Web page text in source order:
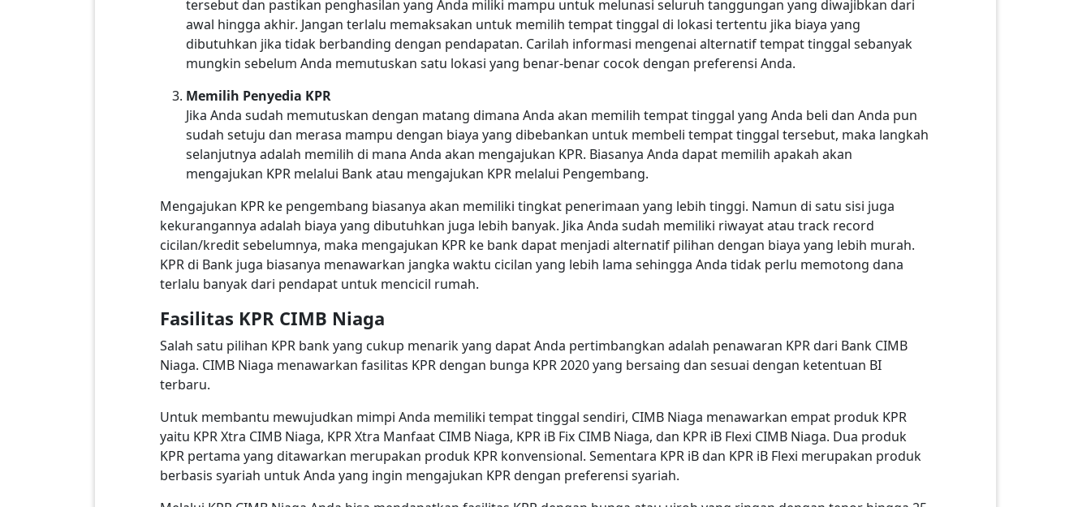
tersebut dan pastikan penghasilan yang Anda miliki mampu untuk melunasi seluruh tanggungan yang diwajibkan dari
awal hingga akhir. Jangan terlalu memaksakan untuk memilih tempat tinggal di lokasi tertentu jika biaya yang
dibutuhkan jika tidak berbanding dengan pendapatan. Carilah informasi mengenai alternatif tempat tinggal sebanyak
mungkin sebelum Anda memutuskan satu lokasi yang benar-benar cocok dengan preferensi Anda.
Memilih Penyedia KPR
Jika Anda sudah memutuskan dengan matang dimana Anda akan memilih tempat tinggal yang Anda beli dan Anda pun
sudah setuju dan merasa mampu dengan biaya yang dibebankan untuk membeli tempat tinggal tersebut, maka langkah
selanjutnya adalah memilih di mana Anda akan mengajukan KPR. Biasanya Anda dapat memilih apakah akan
mengajukan KPR melalui Bank atau mengajukan KPR melalui Pengembang.
Mengajukan KPR ke pengembang biasanya akan memiliki tingkat penerimaan yang lebih tinggi. Namun di satu sisi juga
kekurangannya adalah biaya yang dibutuhkan juga lebih banyak. Jika Anda sudah memiliki riwayat atau track record
cicilan/kredit sebelumnya, maka mengajukan KPR ke bank dapat menjadi alternatif pilihan dengan biaya yang lebih murah.
KPR di Bank juga biasanya menawarkan jangka waktu cicilan yang lebih lama sehingga Anda tidak perlu memotong dana
terlalu banyak dari pendapat untuk mencicil rumah.
Fasilitas KPR CIMB Niaga
Salah satu pilihan KPR bank yang cukup menarik yang dapat Anda pertimbangkan adalah penawaran KPR dari Bank CIMB
Niaga. CIMB Niaga menawarkan fasilitas KPR dengan bunga KPR 2020 yang bersaing dan sesuai dengan ketentuan BI
terbaru.
Untuk membantu mewujudkan mimpi Anda memiliki tempat tinggal sendiri, CIMB Niaga menawarkan empat produk KPR
yaitu KPR Xtra CIMB Niaga, KPR Xtra Manfaat CIMB Niaga, KPR iB Fix CIMB Niaga, dan KPR iB Flexi CIMB Niaga. Dua produk
KPR pertama yang ditawarkan merupakan produk KPR konvensional. Sementara KPR iB dan KPR iB Flexi merupakan produk
berbasis syariah untuk Anda yang ingin mengajukan KPR dengan preferensi syariah.